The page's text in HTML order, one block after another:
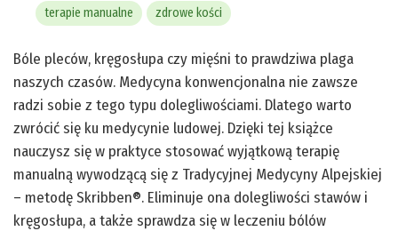
terapie manualne zdrowe kości
Bóle pleców, kręgosłupa czy mięśni to prawdziwa plaga
naszych czasów. Medycyna konwencjonalna nie zawsze
radzi sobie z tego typu dolegliwościami. Dlatego warto
zwrócić się ku medycynie ludowej. Dzięki tej książce
nauczysz się w praktyce stosować wyjątkową terapię
manualną wywodzącą się z Tradycyjnej Medycyny Alpejskiej
– metodę Skribben®. Eliminuje ona dolegliwości stawów i
kręgosłupa, a także sprawdza się w leczeniu bólów